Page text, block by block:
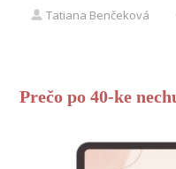
Tatiana Benčeková
Prečo po 40-ke